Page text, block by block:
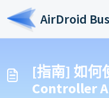
略過至主要內容
AirDroid
[指南] 如何
Controller